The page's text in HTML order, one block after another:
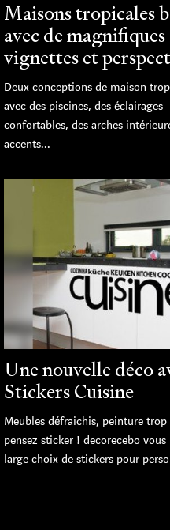
Maisons tropicales
avec de magnifiques
vignettes et
Deux conceptions de maison
avec des piscines, des éclairages
confortables, des arches
accents...
Une nouvelle déco
Stickers Cuisine
Meubles défraichis, peinture
pensez sticker ! decorecebo vous
large choix de stickers pour